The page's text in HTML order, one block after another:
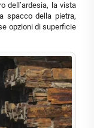
dell’ardesia, la vista
spacco della pietra,
opzioni di superficie